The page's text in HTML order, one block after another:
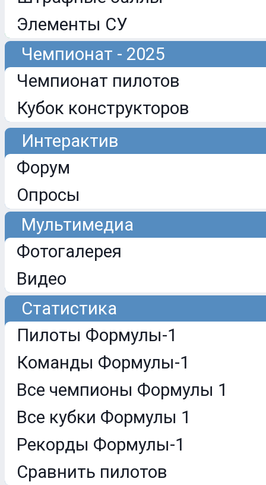
Элементы СУ
Чемпионат - 2025
Чемпионат пилотов
Кубок конструкторов
Интерактив
Форум
Опросы
Мультимедиа
Фотогалерея
Видео
Статистика
Пилоты Формулы-1
Команды Формулы-1
Все чемпионы Формулы 1
Все кубки Формулы 1
Рекорды Формулы-1
Сравнить пилотов